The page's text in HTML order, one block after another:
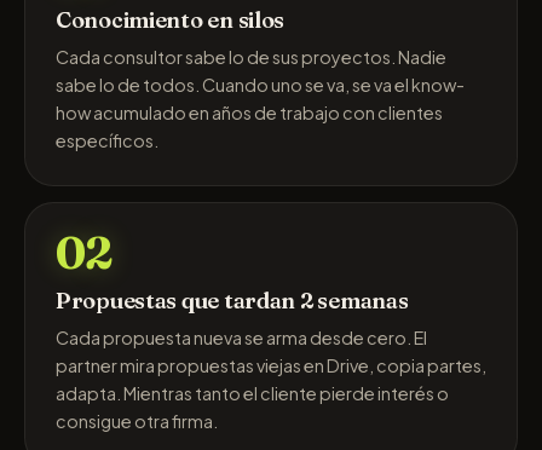
Conocimiento en silos
Cada consultor sabe lo de sus proyectos. Nadie
sabe lo de todos. Cuando uno se va, se va el know-
how acumulado en años de trabajo con clientes
específicos.
02
Propuestas que tardan 2 semanas
Cada propuesta nueva se arma desde cero. El
partner mira propuestas viejas en Drive, copia partes,
adapta. Mientras tanto el cliente pierde interés o
consigue otra firma.